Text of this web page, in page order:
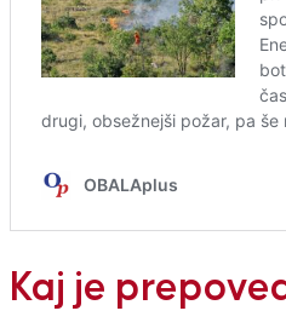
Kaj je